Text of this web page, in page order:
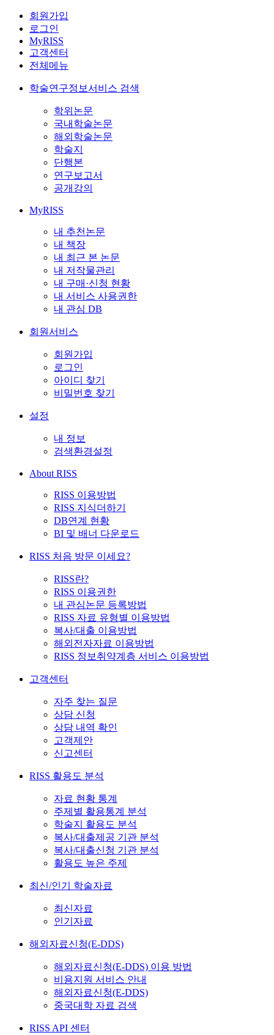
회원가입
로그인
MyRISS
고객센터
전체메뉴
학술연구정보서비스 검색
학위논문
국내학술논문
해외학술논문
학술지
단행본
연구보고서
공개강의
MyRISS
내 추천논문
내 책장
내 최근 본 논문
내 저작물관리
내 구매·신청 현황
내 서비스 사용권한
내 관심 DB
회원서비스
회원가입
로그인
아이디 찾기
비밀번호 찾기
설정
내 정보
검색환경설정
About RISS
RISS 이용방법
RISS 지식더하기
DB연계 현황
BI 및 배너 다운로드
RISS 처음 방문 이세요?
RISS란?
RISS 이용권한
내 관심논문 등록방법
RISS 자료 유형별 이용방법
복사/대출 이용방법
해외전자자료 이용방법
RISS 정보취약계층 서비스 이용방법
고객센터
자주 찾는 질문
상담 신청
상담 내역 확인
고객제안
신고센터
RISS 활용도 분석
자료 현황 통계
주제별 활용통계 분석
학술지 활용도 분석
복사/대출제공 기관 분석
복사/대출신청 기관 분석
활용도 높은 주제
최신/인기 학술자료
최신자료
인기자료
해외자료신청(E-DDS)
해외자료신청(E-DDS) 이용 방법
비용지원 서비스 안내
해외자료신청(E-DDS)
중국대학 자료 검색
RISS API 센터